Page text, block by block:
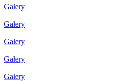
Galery
Galery
Galery
Galery
Galery